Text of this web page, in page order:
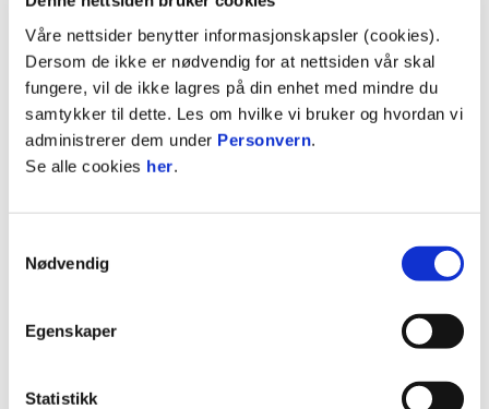
Våre nettsider benytter informasjonskapsler (cookies).
Dersom de ikke er nødvendig for at nettsiden vår skal
fungere, vil de ikke lagres på din enhet med mindre du
samtykker til dette. Les om hvilke vi bruker og hvordan vi
administrerer dem under Personvern.
Se alle cookies her.
Nødvendig
Egenskaper
Statistikk
29.6.2026